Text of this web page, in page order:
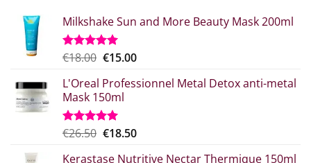
Milkshake Sun and More Beauty Mask 200ml
Βαθμολογήθηκε
από 5
€18.00 Original
was:
€18.00.
€15.00Η
τιμή
L'Oreal Professionnel Metal Detox anti-metal
Mask 150ml
Βαθμολογήθηκε
από 5
€26.50 Original
€18.50Η
Kerastase Nutritive Nectar Thermique 150ml